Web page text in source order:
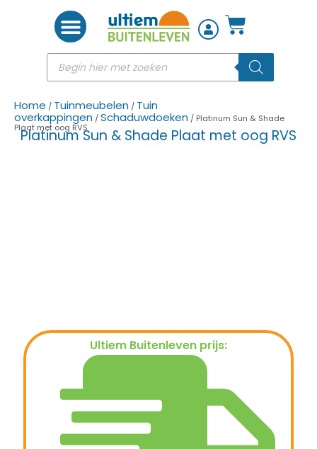
Home / Tuinmeubelen / Tuin
overkappingen /Schaduwdoeken / Platinum Sun & Shade
Plaat met oog RVS
Platinum Sun & Shade Plaat met oog RVS
Ultiem Buitenleven prijs: